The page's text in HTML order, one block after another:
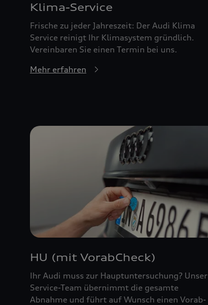
Klima-Service
Frische zu jeder Jahreszeit: Der Audi Klima
Service reinigt Ihr Klimasystem gründlich.
Vereinbaren Sie einen Termin bei uns.
Mehr erfahren
HU (mit VorabCheck)
Ihr Audi muss zur Hauptuntersuchung? Unser
Service-Team übernimmt die gesamte
Abnahme und führt auf Wunsch einen Vorab-